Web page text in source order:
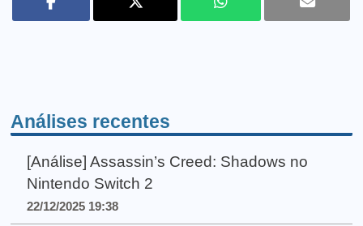
Análises recentes
[Análise] Assassin’s Creed: Shadows no
Nintendo Switch 2
22/12/2025 19:38